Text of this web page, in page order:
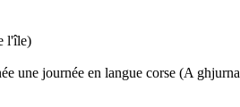
l'île)
une journée en langue corse (A